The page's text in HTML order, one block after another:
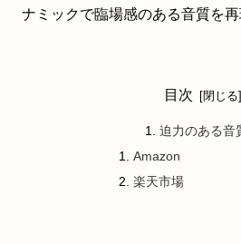
ナミックで臨場感のある音質を再
目次
迫力のある音
Amazon
楽天市場